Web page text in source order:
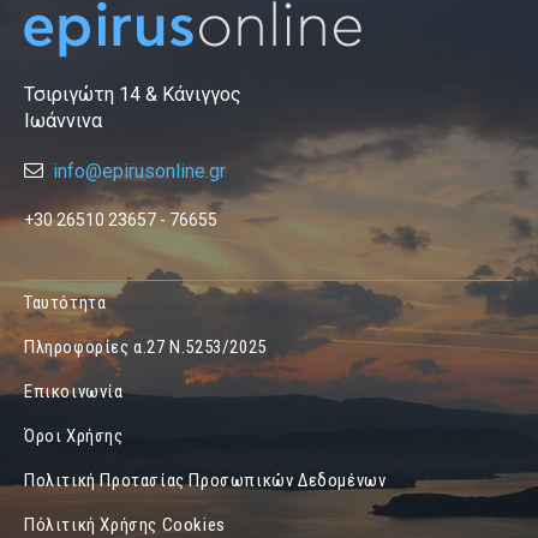
Τσιριγώτη 14 & Κάνιγγος
Ιωάννινα
info@epirusonline.gr
+30 26510 23657 - 76655
Ταυτότητα
Πληροφορίες α.27 Ν.5253/2025
Επικοινωνία
Όροι Χρήσης
Πολιτική Προτασίας Προσωπικών Δεδομένων
Πόλιτική Χρήσης Cookies